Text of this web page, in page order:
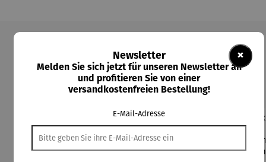
Produktgalerie überspringen
Kunden kauften auch
×
Newsletter
Melden Sie sich jetzt für unseren Newsletter an
und profitieren Sie von einer
versandkostenfreien Bestellung!
E-Mail-Adresse